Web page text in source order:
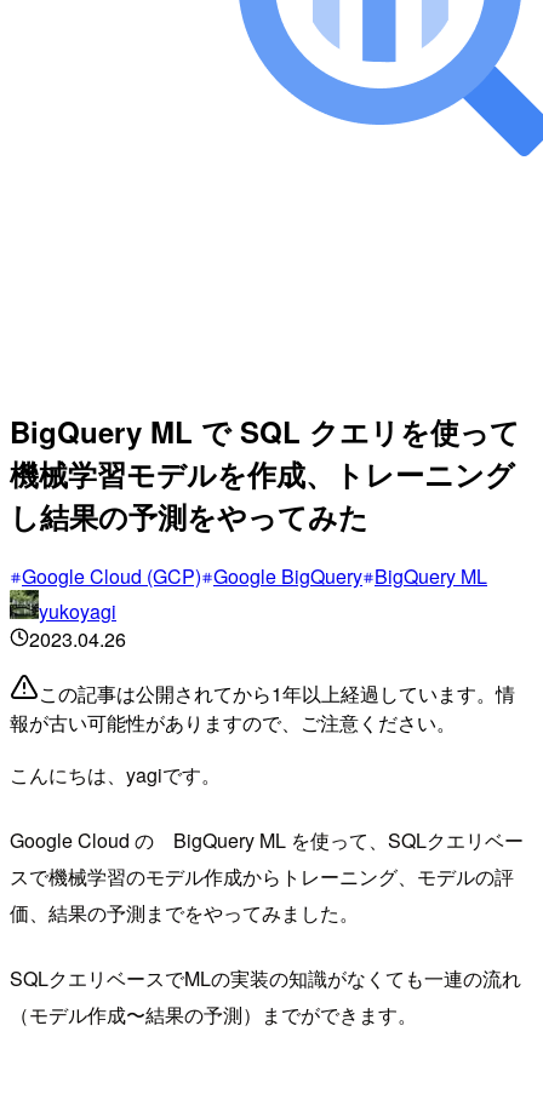
BigQuery ML で SQL クエリを使って
機械学習モデルを作成、トレーニング
し結果の予測をやってみた
Google Cloud (GCP) Google BigQuery BigQuery ML
yukoyagi
2023.04.26
この記事は公開されてから1年以上経過しています。情
報が古い可能性がありますので、ご注意ください。
こんにちは、yagiです。
Google Cloud の BigQuery ML を使って、SQLクエリベー
スで機械学習のモデル作成からトレーニング、モデルの評
価、結果の予測までをやってみました。
SQLクエリベースでMLの実装の知識がなくても一連の流れ
（モデル作成〜結果の予測）までができます。